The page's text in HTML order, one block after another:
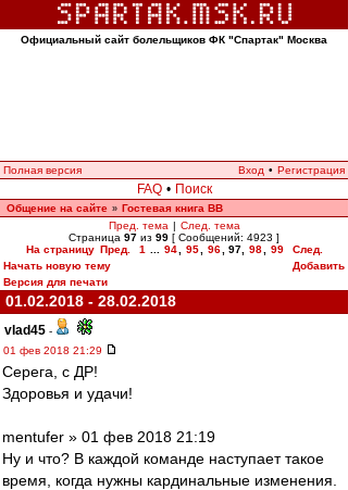
Официальный сайт болельщиков ФК "Спартак" Москва
Полная версия Вход • Регистрация
FAQ • Поиск
Общение на сайте » Гостевая книга ВВ
Пред. тема | След. тема
Страница 97 из 99 [ Сообщений: 4923 ]
На страницу Пред. 1 94 95 96 97, 98 99
След.
Начать новую тему
Добавить
Версия для печати
01.02.2018 - 28.02.2018
vlad45 -
01 фев 2018 21:29
Серега, с ДР!
Здоровья и удачи!
mentufer » 01 фев 2018 21:19
Ну и что? В каждой команде наступает такое
время, когда нужны кардинальные изменения.